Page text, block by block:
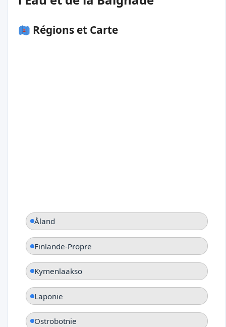
Régions et Carte
Åland
Finlande-Propre
Kymenlaakso
Laponie
Ostrobotnie